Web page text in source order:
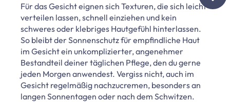
Für das Gesicht eignen sich Texturen, die sich leicht
verteilen lassen, schnell einziehen und kein
schweres oder klebriges Hautgefühl hinterlassen.
So bleibt der Sonnenschutz für empfindliche Haut
im Gesicht ein unkomplizierter, angenehmer
Bestandteil deiner täglichen Pflege, den du gerne
jeden Morgen anwendest. Vergiss nicht, auch im
Gesicht regelmäßig nachzucremen, besonders an
langen Sonnentagen oder nach dem Schwitzen.